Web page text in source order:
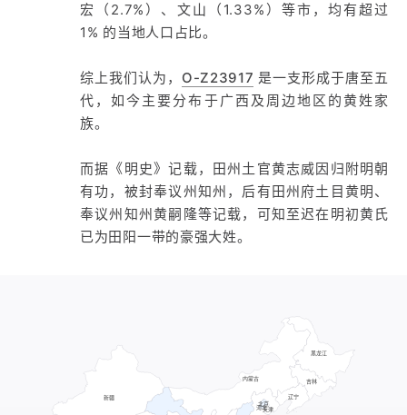
宏（2.7%）、文山（1.33%）等市，均有超过
1% 的当地人口占比。
综上我们认为， O-Z23917 是一支形成于唐至五
代，如今主要分布于广西及周边地区的黄姓家
族。
而据《明史》记载，田州土官黄志威因归附明朝
有功，被封奉议州知州，后有田州府土目黄明、
奉议州知州黄嗣隆等记载，可知至迟在明初黄氏
已为田阳一带的豪强大姓。